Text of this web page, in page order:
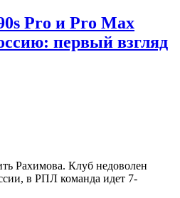
Pro и Pro Max
первый взгляд
Рахимова. Клуб недоволен
в РПЛ команда идет 7-